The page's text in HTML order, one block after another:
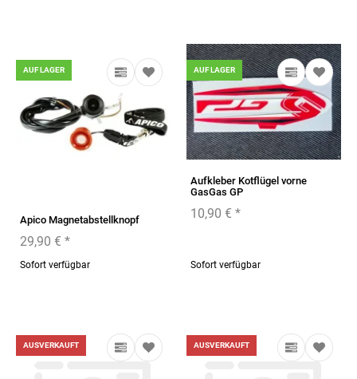
AUF LAGER
Apico Magnetabstellknopf
29,90 € *
Sofort verfügbar
AUF LAGER
Aufkleber Kotflügel vorne
GasGas GP
10,90 € *
Sofort verfügbar
AUSVERKAUFT AUSVERKAUFT